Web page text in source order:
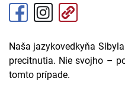
Naša jazykovedkyňa
precitnutia. Nie svojho –
tomto prípade.